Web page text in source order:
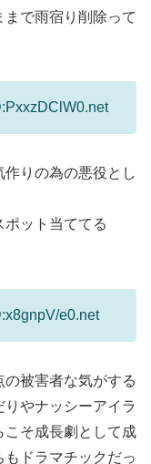
で雨宿り削除って
りの為の悪役とし
ット当ててる
e0.net
被害者な気がする
やナッシーアイラ
こそ成長劇として成
ドラマチックだっ